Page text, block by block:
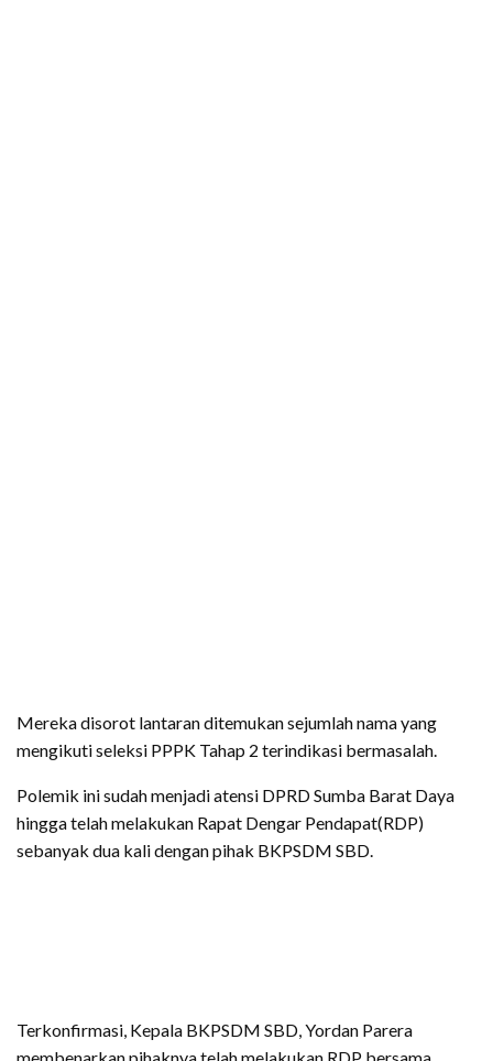
Mereka disorot lantaran ditemukan sejumlah nama yang
mengikuti seleksi PPPK Tahap 2 terindikasi bermasalah.
Polemik ini sudah menjadi atensi DPRD Sumba Barat Daya
hingga telah melakukan Rapat Dengar Pendapat(RDP)
sebanyak dua kali dengan pihak BKPSDM SBD.
Terkonfirmasi, Kepala BKPSDM SBD, Yordan Parera